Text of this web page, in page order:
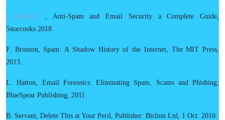
G. Blokdyk , Anti-Spam and Email Security a Complete Guide,
5starcooks 2018.
F. Brunton, Spam: A Shadow History of the Internet, The MIT Press,
2013.
L. Hatton, Email Forensics: Eliminating Spam, Scams and Phishing,
BlueSpear Publishing, 2011.
B. Servant, Delete This at Your Peril, Publisher: Birlinn Ltd, 1 Oct. 2010.